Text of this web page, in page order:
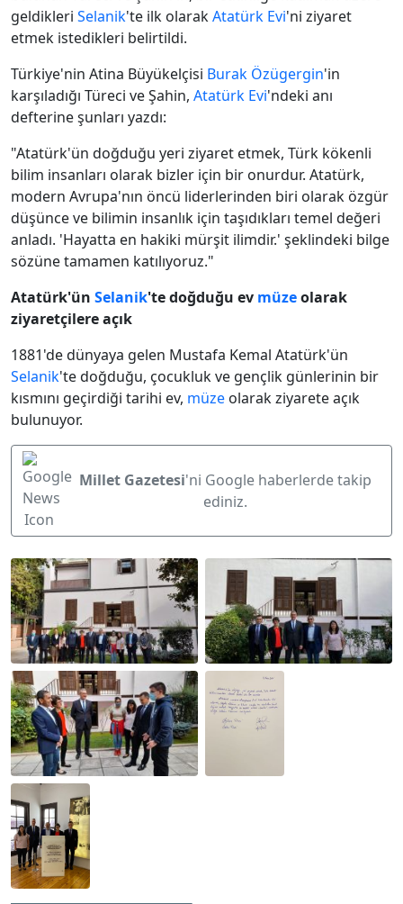
geldikleri Selanik'te ilk olarakAtatürk Evi'ni ziyaret
etmek istedikleri belirtildi.
Türkiye'nin Atina Büyükelçisi Burak Özügergin'in
karşıladığı Türeci ve Şahin, Atatürk Evi'ndeki anı
defterine şunları yazdı:
"Atatürk'ün doğduğu yeri ziyaret etmek, Türk kökenli
bilim insanları olarak bizler için bir onurdur. Atatürk,
modern Avrupa'nın öncü liderlerinden biri olarak özgür
düşünce ve bilimin insanlık için taşıdıkları temel değeri
anladı. 'Hayatta en hakiki mürşit ilimdir.' şeklindeki bilge
sözüne tamamen katılıyoruz."
Atatürk'ün Selanik'te doğduğu ev müzeolarak
ziyaretçilere açık
1881'de dünyaya gelen Mustafa Kemal Atatürk'ün
Selanik'te doğduğu, çocukluk ve gençlik günlerinin bir
kısmını geçirdiği tarihi ev, müze olarak ziyarete açık
bulunuyor.
Millet Gazetesi'ni Google haberlerde takip
ediniz.